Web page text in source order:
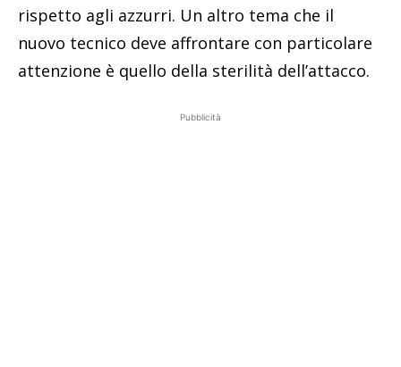
rispetto agli azzurri. Un altro tema che il
nuovo tecnico deve affrontare con particolare
attenzione è quello della sterilità dell’attacco.
Pubblicità